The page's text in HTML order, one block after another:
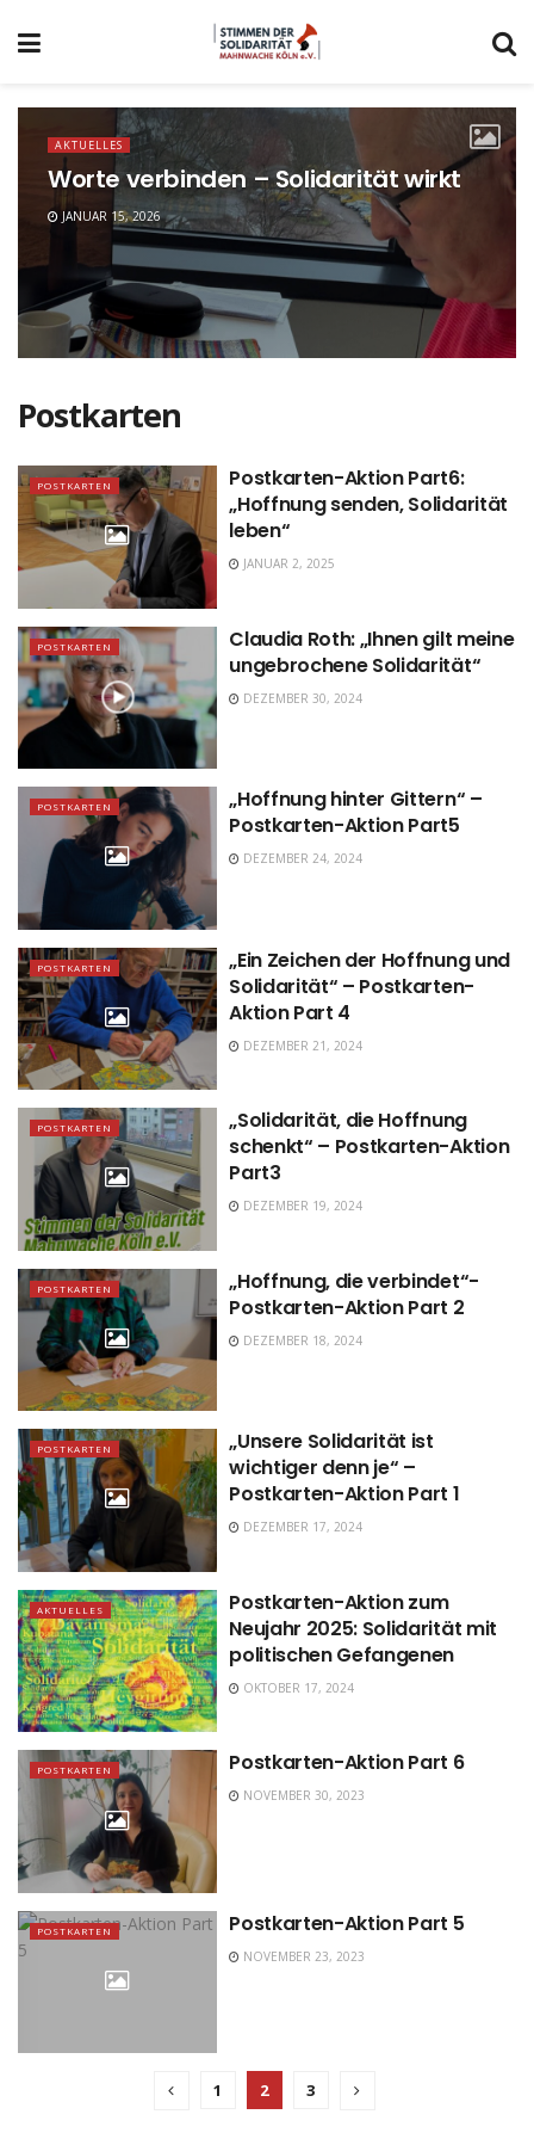
AKTUELLES
Worte verbinden – Solidarität wirkt
JANUAR 15, 2026
Postkarten
POSTKARTEN
Postkarten-Aktion Part6:
„Hoffnung senden, Solidarität
leben“
JANUAR 2, 2025
POSTKARTEN
Claudia Roth: „Ihnen gilt meine
ungebrochene Solidarität“
DEZEMBER 30, 2024
POSTKARTEN
„Hoffnung hinter Gittern“ –
Postkarten-Aktion Part5
DEZEMBER 24, 2024
POSTKARTEN
„Ein Zeichen der Hoffnung und
Solidarität“ – Postkarten-
Aktion Part 4
DEZEMBER 21, 2024
POSTKARTEN
„Solidarität, die Hoffnung
schenkt“ – Postkarten-Aktion
Part3
DEZEMBER 19, 2024
POSTKARTEN
„Hoffnung, die verbindet“-
Postkarten-Aktion Part 2
DEZEMBER 18, 2024
POSTKARTEN
„Unsere Solidarität ist
wichtiger denn je“ –
Postkarten-Aktion Part 1
DEZEMBER 17, 2024
AKTUELLES
Postkarten-Aktion zum
Neujahr 2025: Solidarität mit
politischen Gefangenen
OKTOBER 17, 2024
POSTKARTEN Postkarten-Aktion Part 6
NOVEMBER 30, 2023
POSTKARTEN Postkarten-Aktion Part 5
NOVEMBER 23, 2023
1 2 3